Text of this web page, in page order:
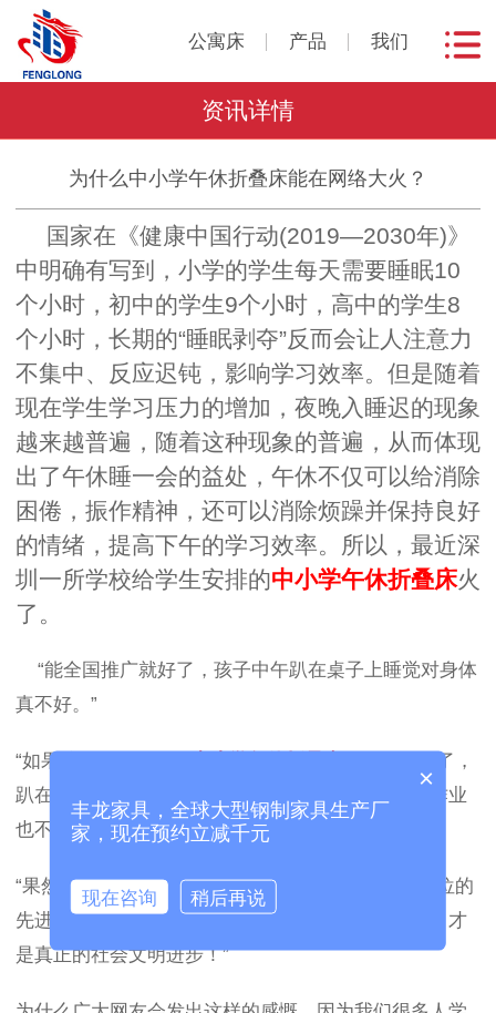
公寓床 产品 我们
资讯详情
为什么中小学午休折叠床能在网络大火？
国家在 《健康中国行动(2019—2030年)》
中明确有写到，小学的学生每天需要睡眠10
个小时 ，初中的学生9个小时 ，高中的学生8
个小时 ， 长期的“睡眠剥夺”反而会让人注意力
不集中、反应迟钝，影响学习效率。 但是随着
现在学生学习压力的增加，夜晚入睡迟的现象
越来越普遍，随着这种现象的普遍，从而体现
出了午休睡一会的益处，午休不仅可以给消除
困倦，振作精神，还可以消除烦躁并保持良好
的情绪，提高下午的学习效率。所以，最近深
圳一所学校给学生安排的中小学午休折叠床火
了。
“能全国推广就好了，孩子中午趴在桌子上睡觉对身体
真不好。”
“如果孩子们都可以
就好了，
趴在桌子上睡觉时间久了，孩子感觉有点驼背，写作业
也不自觉就趴着写字了。”
“果然又是深圳，深圳之所以能发展得这么好，全方位的
先进，全方位的文明；重视孩子的成长、重视教育，才
是真正的社会文明进步！”
×
丰龙家具，全球大型钢制家具生产厂
家，现在预约立减千元
现在咨询 稍后再说